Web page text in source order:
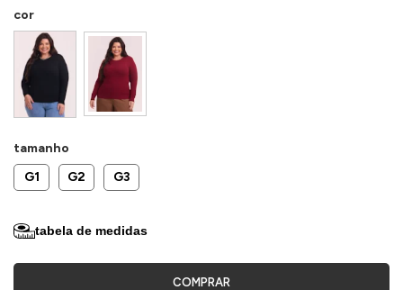
cor
tamanho
G1
G2 G3
tabela de medidas
COMPRAR